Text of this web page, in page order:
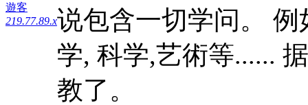
遊客
219.77.89.x说包含一切学问。
学, 科学,艺術等......
教了。